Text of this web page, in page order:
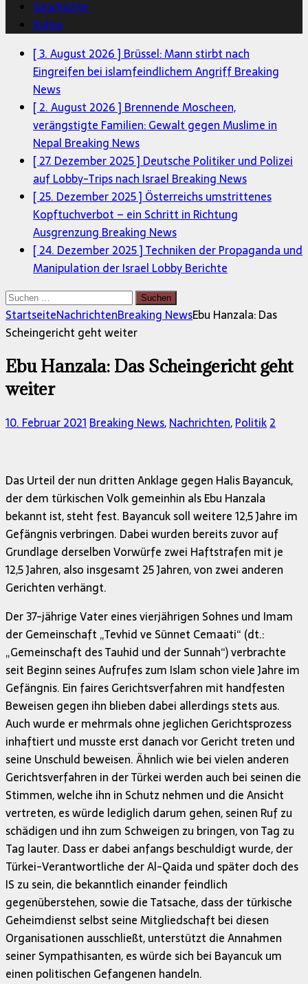
Geschichte
Kultur
[ 3. August 2026 ] Brüssel: Mann stirbt nach
Eingreifen bei islamfeindlichem AngriffBreaking
News
[ 2. August 2026 ] Brennende Moscheen,
verängstigte Familien: Gewalt gegen Muslime in
Nepal Breaking News
[ 27. Dezember 2025 ] Deutsche Politiker und Polizei
auf Lobby-Trips nach Israel Breaking News
[ 25. Dezember 2025 ] Österreichs umstrittenes
Kopftuchverbot – ein Schritt in Richtung
Ausgrenzung Breaking News
[ 24. Dezember 2025 ]Techniken der Propaganda und
Manipulation der Israel LobbyBerichte
Suchen
nach:
StartseiteNachrichtenBreaking NewsEbu Hanzala: Das
Scheingericht geht weiter
Ebu Hanzala: Das Scheingericht geht
weiter
10. Februar 2021Breaking News,Nachrichten,Politik2
Das Urteil der nun dritten Anklage gegen Halis Bayancuk,
der dem türkischen Volk gemeinhin als Ebu Hanzala
bekannt ist, steht fest. Bayancuk soll weitere 12,5 Jahre im
Gefängnis verbringen. Dabei wurden bereits zuvor auf
Grundlage derselben Vorwürfe zwei Haftstrafen mit je
12,5 Jahren, also insgesamt 25 Jahren, von zwei anderen
Gerichten verhängt.
Der 37-jährige Vater eines vierjährigen Sohnes und Imam
der Gemeinschaft „Tevhid ve Sünnet Cemaati“ (dt.:
„Gemeinschaft des Tauhid und der Sunnah“) verbrachte
seit Beginn seines Aufrufes zum Islam schon viele Jahre im
Gefängnis. Ein faires Gerichtsverfahren mit handfesten
Beweisen gegen ihn blieben dabei allerdings stets aus.
Auch wurde er mehrmals ohne jeglichen Gerichtsprozess
inhaftiert und musste erst danach vor Gericht treten und
seine Unschuld beweisen. Ähnlich wie bei vielen anderen
Gerichtsverfahren in der Türkei werden auch bei seinen die
Stimmen, welche ihn in Schutz nehmen und die Ansicht
vertreten, es würde lediglich darum gehen, seinen Ruf zu
schädigen und ihn zum Schweigen zu bringen, von Tag zu
Tag lauter. Dass er dabei anfangs beschuldigt wurde, der
Türkei-Verantwortliche der Al-Qaida und später doch des
IS zu sein, die bekanntlich einander feindlich
gegenüberstehen, sowie die Tatsache, dass der türkische
Geheimdienst selbst seine Mitgliedschaft bei diesen
Organisationen ausschließt, unterstützt die Annahmen
seiner Sympathisanten, es würde sich bei Bayancuk um
einen politischen Gefangenen handeln.